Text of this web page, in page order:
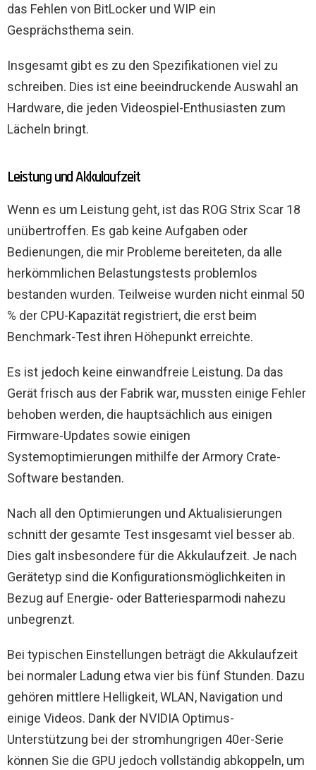
das Fehlen von BitLocker und WIP ein
Gesprächsthema sein.
Insgesamt gibt es zu den Spezifikationen viel zu
schreiben. Dies ist eine beeindruckende Auswahl an
Hardware, die jeden Videospiel-Enthusiasten zum
Lächeln bringt.
Leistung und Akkulaufzeit
Wenn es um Leistung geht, ist das ROG Strix Scar 18
unübertroffen. Es gab keine Aufgaben oder
Bedienungen, die mir Probleme bereiteten, da alle
herkömmlichen Belastungstests problemlos
bestanden wurden. Teilweise wurden nicht einmal 50
% der CPU-Kapazität registriert, die erst beim
Benchmark-Test ihren Höhepunkt erreichte.
Es ist jedoch keine einwandfreie Leistung. Da das
Gerät frisch aus der Fabrik war, mussten einige Fehler
behoben werden, die hauptsächlich aus einigen
Firmware-Updates sowie einigen
Systemoptimierungen mithilfe der Armory Crate-
Software bestanden.
Nach all den Optimierungen und Aktualisierungen
schnitt der gesamte Test insgesamt viel besser ab.
Dies galt insbesondere für die Akkulaufzeit. Je nach
Gerätetyp sind die Konfigurationsmöglichkeiten in
Bezug auf Energie- oder Batteriesparmodi nahezu
unbegrenzt.
Bei typischen Einstellungen beträgt die Akkulaufzeit
bei normaler Ladung etwa vier bis fünf Stunden. Dazu
gehören mittlere Helligkeit, WLAN, Navigation und
einige Videos. Dank der NVIDIA Optimus-
Unterstützung bei der stromhungrigen 40er-Serie
können Sie die GPU jedoch vollständig abkoppeln, um